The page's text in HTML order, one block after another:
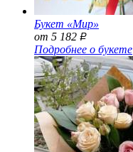
Букет «Мир»
от 5 182 Р
Подробнее о букете